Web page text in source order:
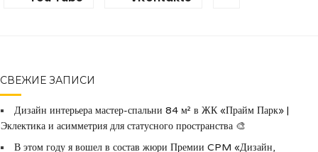
СВЕЖИЕ ЗАПИСИ
Дизайн интерьера мастер-спальни 84 м² в ЖК «Прайм Парк» |
Эклектика и асимметрия для статусного пространства 🎨
В этом году я вошел в состав жюри Премии CPM «Дизайн,